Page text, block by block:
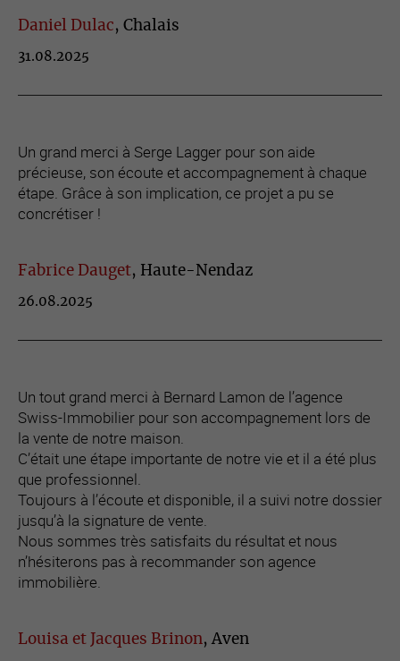
Daniel Dulac, Chalais
31.08.2025
Un grand merci à Serge Lagger pour son aide
précieuse, son écoute et accompagnement à chaque
étape. Grâce à son implication, ce projet a pu se
concrétiser !
Fabrice Dauget, Haute-Nendaz
26.08.2025
Un tout grand merci à Bernard Lamon de l’agence
Swiss-Immobilier pour son accompagnement lors de
la vente de notre maison.
C’était une étape importante de notre vie et il a été plus
que professionnel.
Toujours à l’écoute et disponible, il a suivi notre dossier
jusqu’à la signature de vente.
Nous sommes très satisfaits du résultat et nous
n’hésiterons pas à recommander son agence
immobilière.
Louisa et Jacques Brinon, Aven